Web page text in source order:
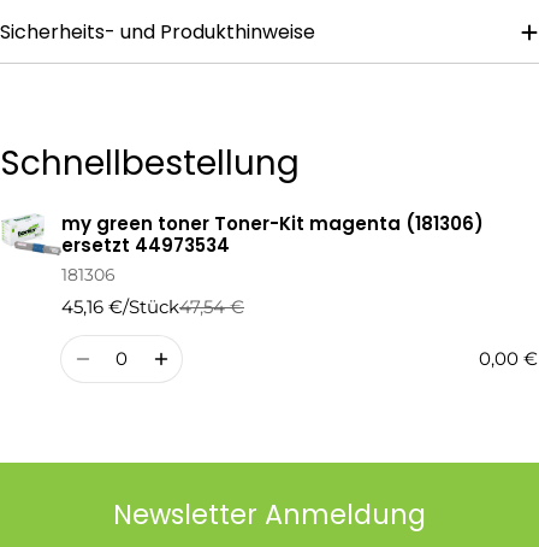
Sicherheits- und Produkthinweise
Schnellbestellung
Ihr
Warenkorb
my green toner Toner-Kit magenta (181306)
ersetzt 44973534
181306
45,16 €/Stück
Regulärer
Preis
47,54 €
Verkaufspreis
Menge
0,00 €
Newsletter Anmeldung